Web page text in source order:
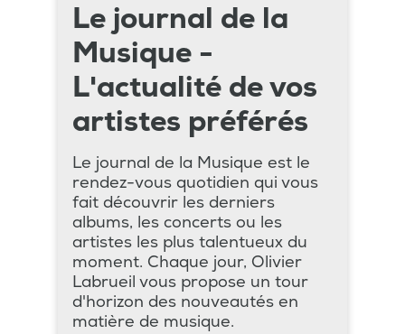
Le journal de la
Musique -
L'actualité de vos
artistes préférés
Le journal de la Musique est le
rendez-vous quotidien qui vous
fait découvrir les derniers
albums, les concerts ou les
artistes les plus talentueux du
moment. Chaque jour, Olivier
Labrueil vous propose un tour
d'horizon des nouveautés en
matière de musique.